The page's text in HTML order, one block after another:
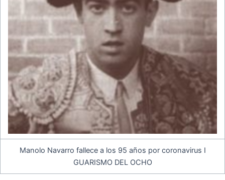
Manolo Navarro fallece a los 95 años por coronavirus I
GUARISMO DEL OCHO